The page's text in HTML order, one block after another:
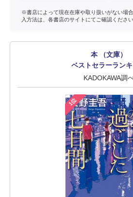
※書店によって現在在庫や取り扱いがない場
入方法は、各書店のサイトにてご確認ください
本 （文庫）
ベストセラーラン
KADOKAWA調
1位